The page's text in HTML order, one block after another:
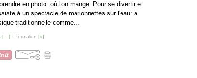
en photo: où l'on mange: Pour se divertir e
à un spectacle de marionnettes sur l'eau: à
traditionnelle comme...
[ ] - Permalien [#]